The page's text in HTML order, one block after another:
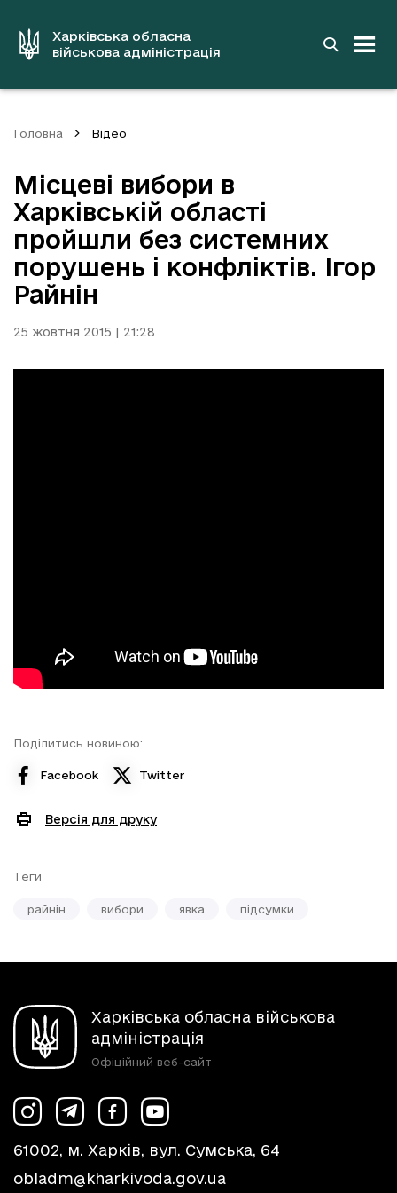
вмістуХарківська обласна
військова адміністрація
Головна Відео
Місцеві вибори в
Харківській області
пройшли без системних
порушень і конфліктів. Ігор
Райнін
25 жовтня 2015 | 21:28
Поділитись новиною:
Facebook Twitter
Версія для друку
Теги
райнін вибори явка підсумки
Харківська обласна військова
адміністрація
Офіційний веб-сайт
61002, м. Харків, вул. Сумська, 64
obladm@kharkivoda.gov.ua